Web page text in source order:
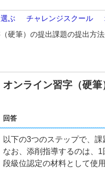
ぶ チャレンジスクール
硬筆）の提出課題の提出方法
オンライン習字（硬筆
回答
以下の3つのステップで、課
なお、添削指導するのは、
段級位認定の材料として使用